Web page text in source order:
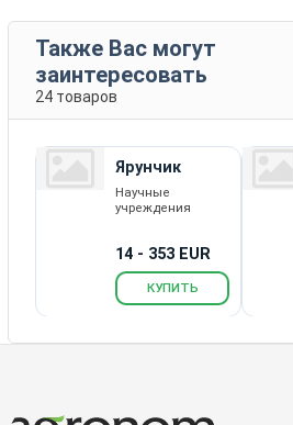
Также Вас могут
заинтересовать
24 товаров
Ярунчик
Научные
учреждения
14 - 353 EUR
КУПИТЬ